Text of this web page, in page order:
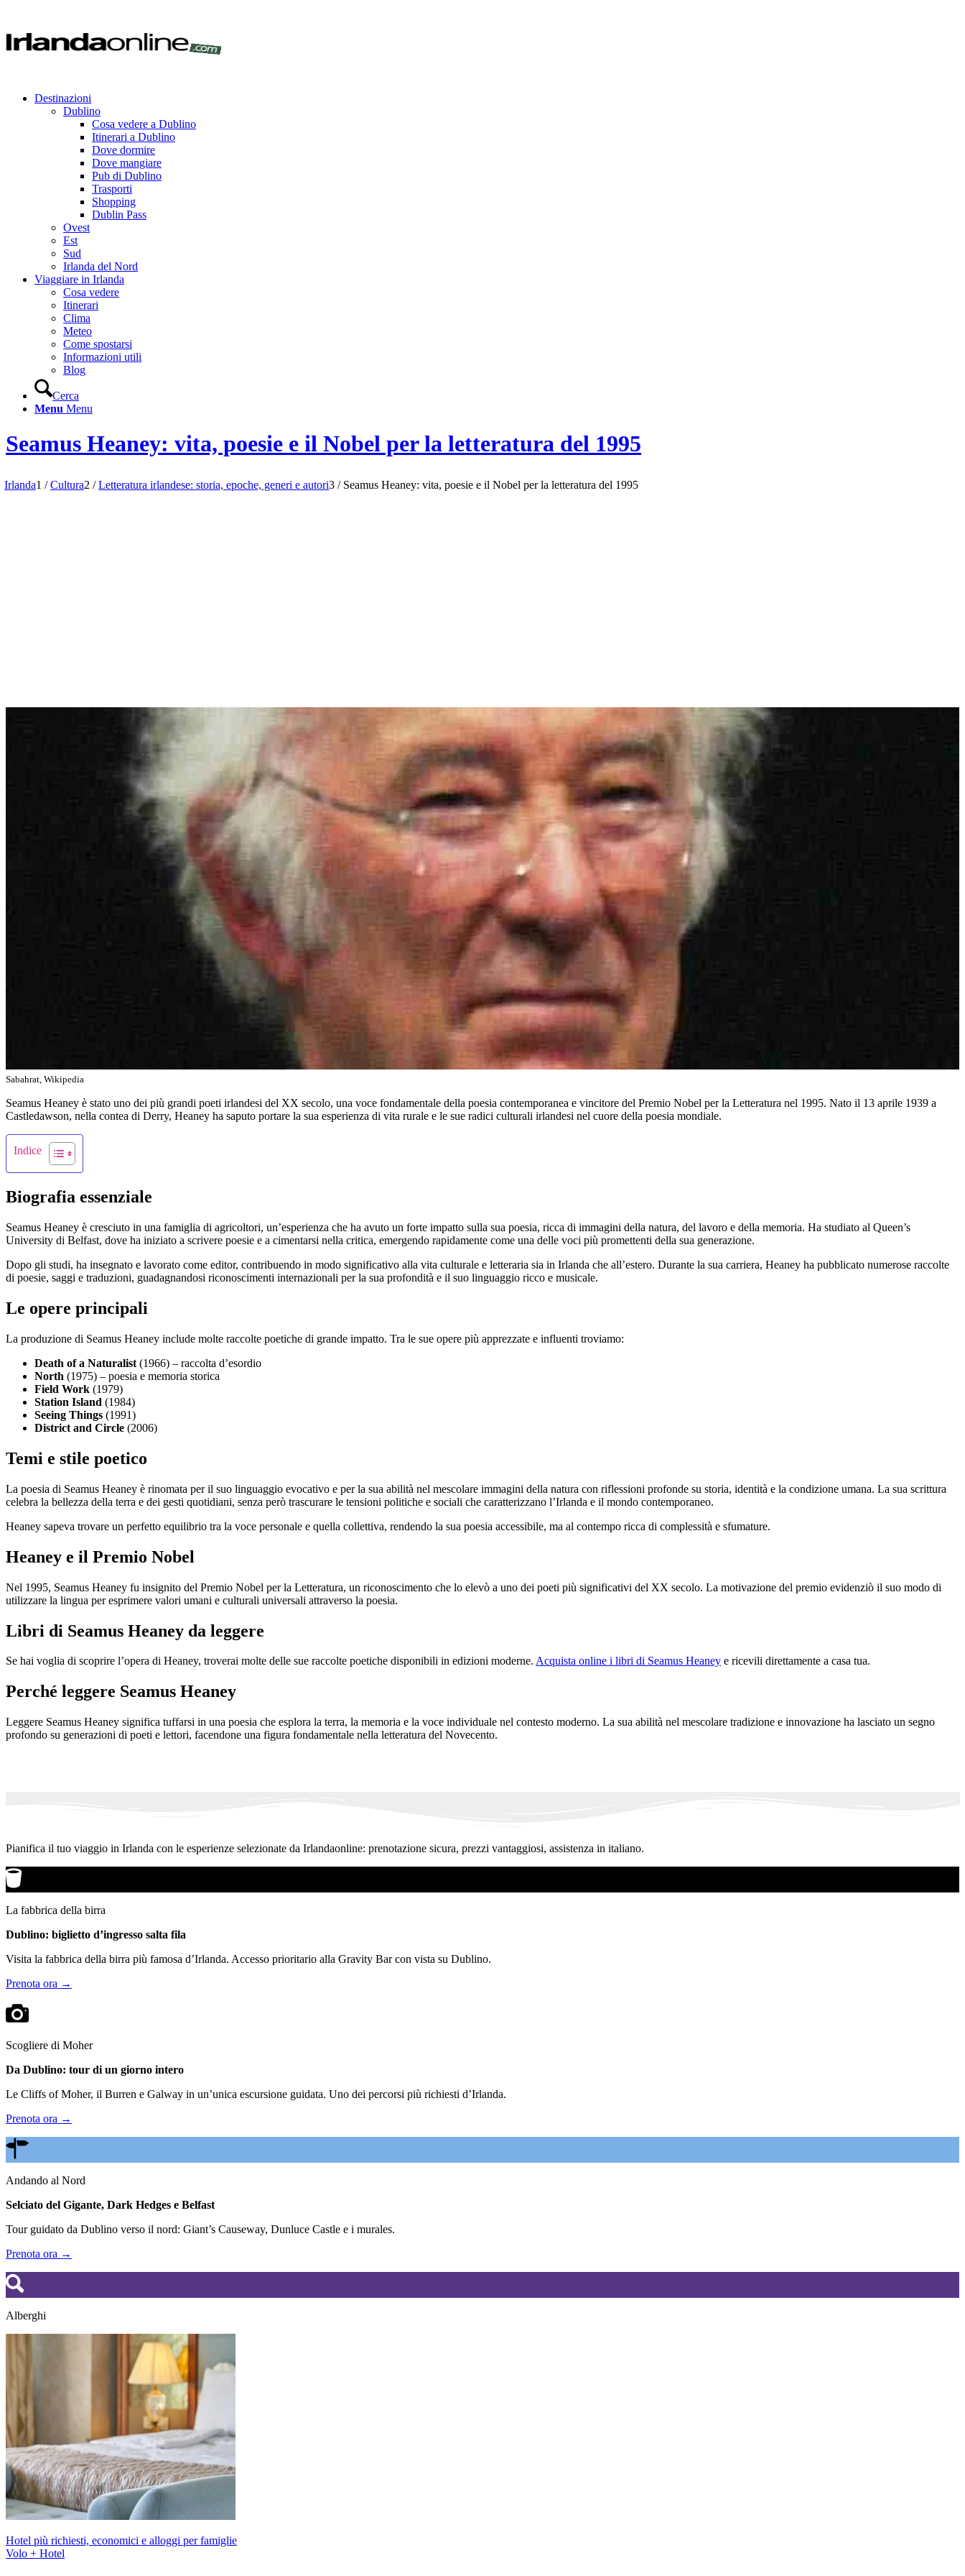
Destinazioni
Dublino
Cosa vedere a Dublino
Itinerari a Dublino
Dove dormire
Dove mangiare
Pub di Dublino
Trasporti
Shopping
Dublin Pass
Ovest
Est
Sud
Irlanda del Nord
Viaggiare in Irlanda
Cosa vedere
Itinerari
Clima
Meteo
Come spostarsi
Informazioni utili
Blog
Cerca
Menu Menu
Seamus Heaney: vita, poesie e il Nobel per la letteratura del 1995
Irlanda1 / Cultura2 / Letteratura irlandese: storia, epoche, generi e autori3 / Seamus Heaney: vita, poesie e il Nobel per la letteratura del 1995
Sabahrat, Wikipedia
Seamus Heaney è stato uno dei più grandi poeti irlandesi del XX secolo, una voce fondamentale della poesia contemporanea e vincitore del Premio Nobel per la Letteratura nel 1995. Nato il 13 aprile 1939 a
Castledawson, nella contea di Derry, Heaney ha saputo portare la sua esperienza di vita rurale e le sue radici culturali irlandesi nel cuore della poesia mondiale.
Indice
Biografia essenziale
Seamus Heaney è cresciuto in una famiglia di agricoltori, un’esperienza che ha avuto un forte impatto sulla sua poesia, ricca di immagini della natura, del lavoro e della memoria. Ha studiato al Queen’s
University di Belfast, dove ha iniziato a scrivere poesie e a cimentarsi nella critica, emergendo rapidamente come una delle voci più promettenti della sua generazione.
Dopo gli studi, ha insegnato e lavorato come editor, contribuendo in modo significativo alla vita culturale e letteraria sia in Irlanda che all’estero. Durante la sua carriera, Heaney ha pubblicato numerose raccolte
di poesie, saggi e traduzioni, guadagnandosi riconoscimenti internazionali per la sua profondità e il suo linguaggio ricco e musicale.
Le opere principali
La produzione di Seamus Heaney include molte raccolte poetiche di grande impatto. Tra le sue opere più apprezzate e influenti troviamo:
Death of a Naturalist (1966) – raccolta d’esordio
North (1975) – poesia e memoria storica
Field Work (1979)
Station Island (1984)
Seeing Things (1991)
District and Circle (2006)
Temi e stile poetico
La poesia di Seamus Heaney è rinomata per il suo linguaggio evocativo e per la sua abilità nel mescolare immagini della natura con riflessioni profonde su storia, identità e la condizione umana. La sua scrittura
celebra la bellezza della terra e dei gesti quotidiani, senza però trascurare le tensioni politiche e sociali che caratterizzano l’Irlanda e il mondo contemporaneo.
Heaney sapeva trovare un perfetto equilibrio tra la voce personale e quella collettiva, rendendo la sua poesia accessibile, ma al contempo ricca di complessità e sfumature.
Heaney e il Premio Nobel
Nel 1995, Seamus Heaney fu insignito del Premio Nobel per la Letteratura, un riconoscimento che lo elevò a uno dei poeti più significativi del XX secolo. La motivazione del premio evidenziò il suo modo di
utilizzare la lingua per esprimere valori umani e culturali universali attraverso la poesia.
Libri di Seamus Heaney da leggere
Se hai voglia di scoprire l’opera di Heaney, troverai molte delle sue raccolte poetiche disponibili in edizioni moderne. Acquista online i libri di Seamus Heaney e ricevili direttamente a casa tua.
Perché leggere Seamus Heaney
Leggere Seamus Heaney significa tuffarsi in una poesia che esplora la terra, la memoria e la voce individuale nel contesto moderno. La sua abilità nel mescolare tradizione e innovazione ha lasciato un segno
profondo su generazioni di poeti e lettori, facendone una figura fondamentale nella letteratura del Novecento.
Pianifica il tuo viaggio in Irlanda con le esperienze selezionate da Irlandaonline: prenotazione sicura, prezzi vantaggiosi, assistenza in italiano.
La fabbrica della birra
Dublino: biglietto d’ingresso salta fila
Visita la fabbrica della birra più famosa d’Irlanda. Accesso prioritario alla Gravity Bar con vista su Dublino.
Prenota ora →
Scogliere di Moher
Da Dublino: tour di un giorno intero
Le Cliffs of Moher, il Burren e Galway in un’unica escursione guidata. Uno dei percorsi più richiesti d’Irlanda.
Prenota ora →
Andando al Nord
Selciato del Gigante, Dark Hedges e Belfast
Tour guidato da Dublino verso il nord: Giant’s Causeway, Dunluce Castle e i murales.
Prenota ora →
Alberghi
Hotel più richiesti, economici e alloggi per famiglie
Volo + Hotel